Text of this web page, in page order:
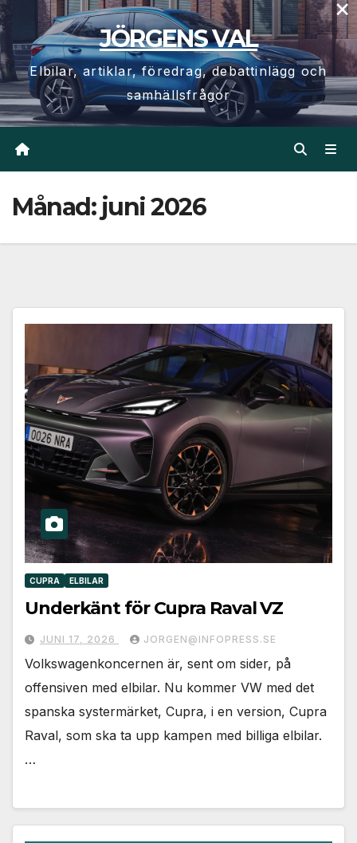
Hoppa
till
innehåll
JÖRGENS VAL
Elbilar, artiklar, föredrag, debattinlägg och
samhällsfrågor
Månad: juni 2026
CUPRA ELBILAR
Underkänt för Cupra Raval VZ
JUNI 17, 2026 JORGEN@INFOPRESS.SE
Volkswagenkoncernen är, sent om sider, på
offensiven med elbilar. Nu kommer VW med det
spanska systermärket, Cupra, i en version, Cupra
Raval, som ska ta upp kampen med billiga elbilar.
…
×